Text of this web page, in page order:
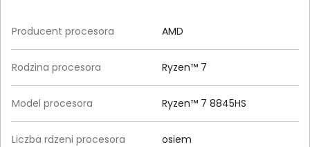
Producent procesora AMD
Rodzina procesora Ryzen™ 7
Model procesora Ryzen™ 7 8845HS
Liczba rdzeni procesora osiem